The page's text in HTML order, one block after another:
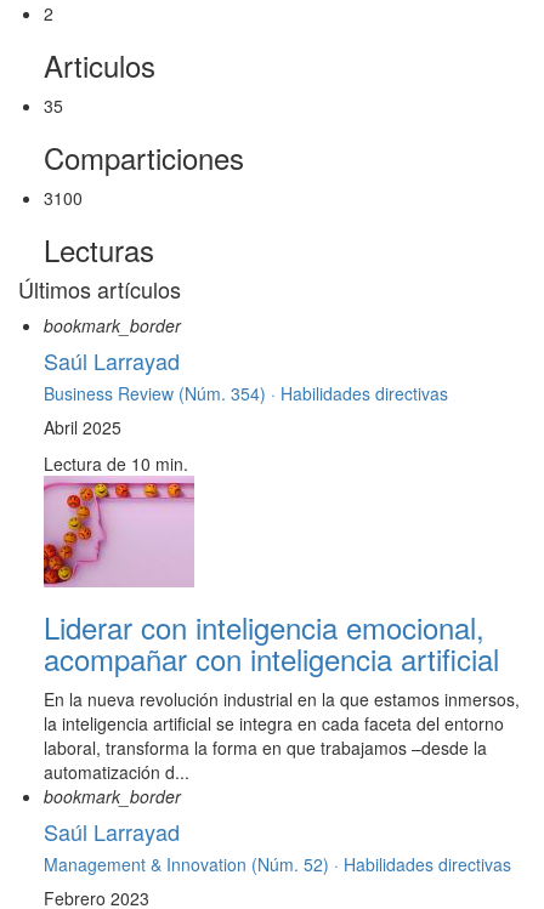
2
Articulos
35
Comparticiones
3100
Lecturas
Últimos artículos
bookmark_border
Saúl Larrayad
Business Review (Núm. 354) · Habilidades directivas
Abril 2025
Lectura de 10 min.
Liderar con inteligencia emocional,
acompañar con inteligencia artificial
En la nueva revolución industrial en la que estamos inmersos,
la inteligencia artificial se integra en cada faceta del entorno
laboral, transforma la forma en que trabajamos –desde la
automatización d...
bookmark_border
Saúl Larrayad
Management & Innovation (Núm. 52) · Habilidades directivas
Febrero 2023